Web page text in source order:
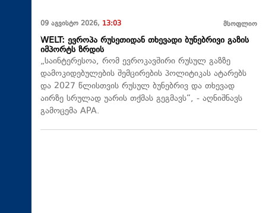
09 აგვისტო 2026, 13:03 მსოფლიო
WELT: ევროპა რუსეთიდან თხევადი ბუნებრივი გაზის
იმპორტს ზრდის
„საინტერესოა, რომ ევროკავშირი რუსულ გაზზე
დამოკიდებულების შემცირების პოლიტიკას ატარებს
და 2027 წლისთვის რუსულ ბუნებრივ და თხევად
აირზე სრულად უარის თქმას გეგმავს“, - აღნიშნავს
გამოცემა APA.